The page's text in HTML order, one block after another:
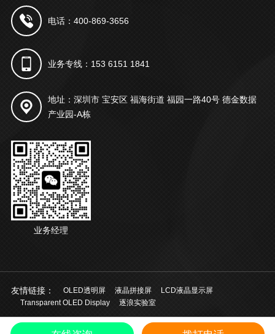
电话：400-869-3656
业务专线：153 6151 1841
地址：深圳市 宝安区 福海街道 福园一路40号 德金数据
产业园-A栋
业务经理
友情链接： OLED透明屏 液晶拼接屏
LCD液晶显示屏
Transparent OLED Display
逐浪实验室
© 2021 深圳市起鸿科技有限公司 版权所有粤ICP备20028924号 中文/